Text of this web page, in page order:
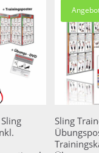
Sling